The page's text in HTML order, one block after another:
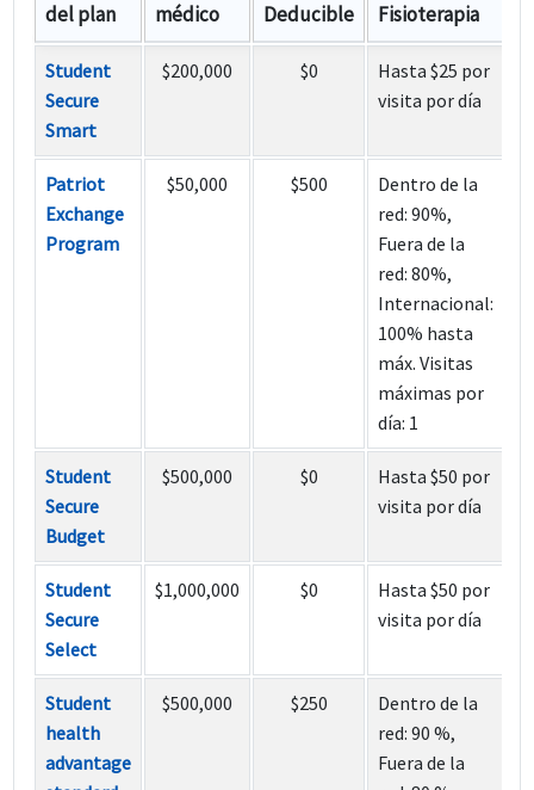
del plan
médico
Deducible Fisioterapia
Student
Secure
Smart
$200,000 $0
Hasta $25 por
visita por día
Patriot
Exchange
Program
$50,000 $500
Dentro de la
red: 90%,
Fuera de la
red: 80%,
Internacional:
100% hasta
máx. Visitas
máximas por
día: 1
Student
Secure
Budget
$500,000 $0
Hasta $50 por
visita por día
Student
Secure
Select
$1,000,000 $0
Hasta $50 por
visita por día
Student
health
advantage
$500,000 $250
Dentro de la
red: 90 %,
Fuera de la